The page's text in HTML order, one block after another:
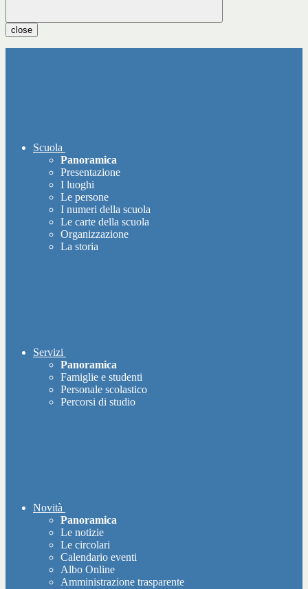
close
Scuola
Panoramica
Presentazione
I luoghi
Le persone
I numeri della scuola
Le carte della scuola
Organizzazione
La storia
Servizi
Panoramica
Famiglie e studenti
Personale scolastico
Percorsi di studio
Novità
Panoramica
Le notizie
Le circolari
Calendario eventi
Albo Online
Amministrazione trasparente